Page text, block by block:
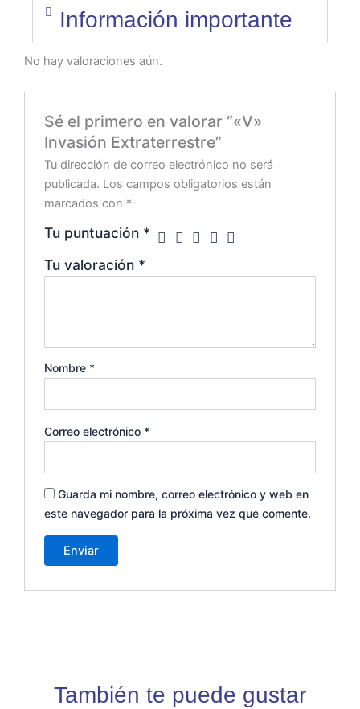
Información importante
No hay valoraciones aún.
Sé el primero en valorar “«V»
Invasión Extraterrestre”
Tu dirección de correo electrónico no será
publicada. Los campos obligatorios están
marcados con *
Tu puntuación *
Tu valoración *
Nombre *
Correo electrónico *
Guarda mi nombre, correo electrónico y web en
este navegador para la próxima vez que comente.
También te puede gustar